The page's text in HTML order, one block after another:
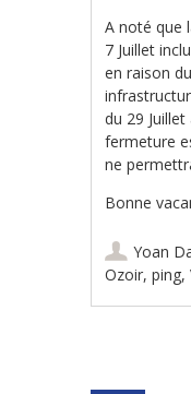
A noté que
7 Juillet
en raison
du 29
fermeture
ne
Bonne
Yoan
Ozoir,ping,